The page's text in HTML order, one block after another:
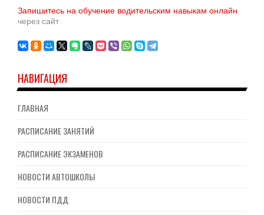
Запишитесь на обучение водительским навыкам онлайн
через сайт
НАВИГАЦИЯ
ГЛАВНАЯ
РАСПИСАНИЕ ЗАНЯТИЙ
РАСПИСАНИЕ ЭКЗАМЕНОВ
НОВОСТИ АВТОШКОЛЫ
НОВОСТИ ПДД